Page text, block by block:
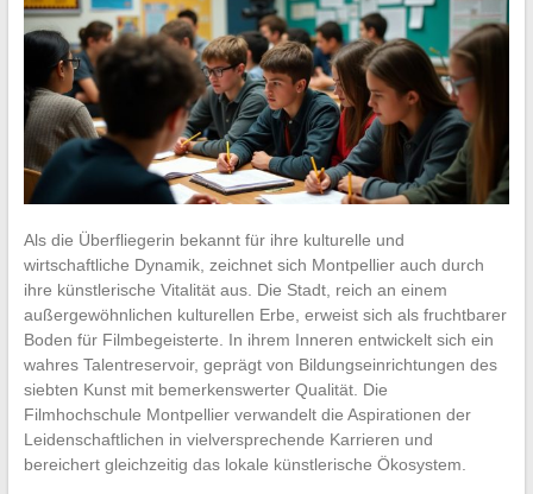
Als die Überfliegerin bekannt für ihre kulturelle und
wirtschaftliche Dynamik, zeichnet sich Montpellier auch durch
ihre künstlerische Vitalität aus. Die Stadt, reich an einem
außergewöhnlichen kulturellen Erbe, erweist sich als fruchtbarer
Boden für Filmbegeisterte. In ihrem Inneren entwickelt sich ein
wahres Talentreservoir, geprägt von Bildungseinrichtungen des
siebten Kunst mit bemerkenswerter Qualität. Die
Filmhochschule Montpellier verwandelt die Aspirationen der
Leidenschaftlichen in vielversprechende Karrieren und
bereichert gleichzeitig das lokale künstlerische Ökosystem.